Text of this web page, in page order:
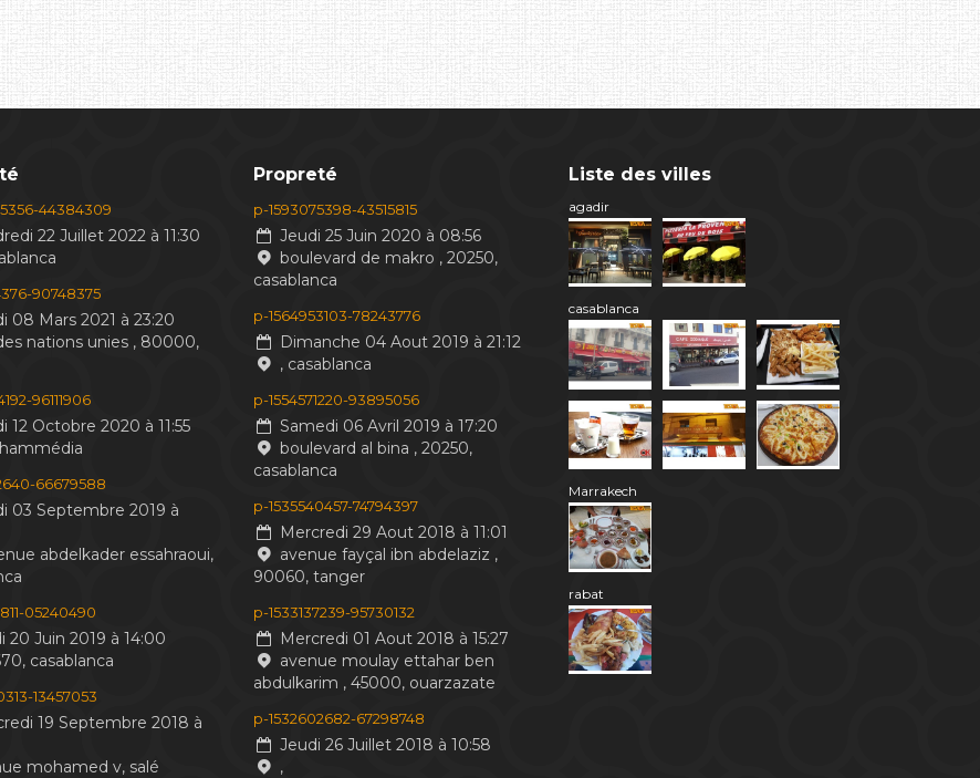
44384309
22 Juillet 2022 à 11:30
90748375
08 Mars 2021 à 23:20
nations unies , 80000,
96111906
12 Octobre 2020 à 11:55
66679588
03 Septembre 2019 à
abdelkader essahraoui,
05240490
20 Juin 2019 à 14:00
casablanca
13457053
19 Septembre 2018 à
mohamed v, salé
Propreté
p-1593075398-43515815
Jeudi 25 Juin 2020 à 08:56
boulevard de makro , 20250,
casablanca
p-1564953103-78243776
Dimanche 04 Aout 2019 à 21:12
, casablanca
p-1554571220-93895056
Samedi 06 Avril 2019 à 17:20
boulevard al bina , 20250,
casablanca
p-1535540457-74794397
Mercredi 29 Aout 2018 à 11:01
avenue fayçal ibn abdelaziz ,
90060, tanger
p-1533137239-95730132
Mercredi 01 Aout 2018 à 15:27
avenue moulay ettahar ben
abdulkarim , 45000, ouarzazate
p-1532602682-67298748
Jeudi 26 Juillet 2018 à 10:58
,
Liste des villes
agadir
casablanca
Marrakech
rabat